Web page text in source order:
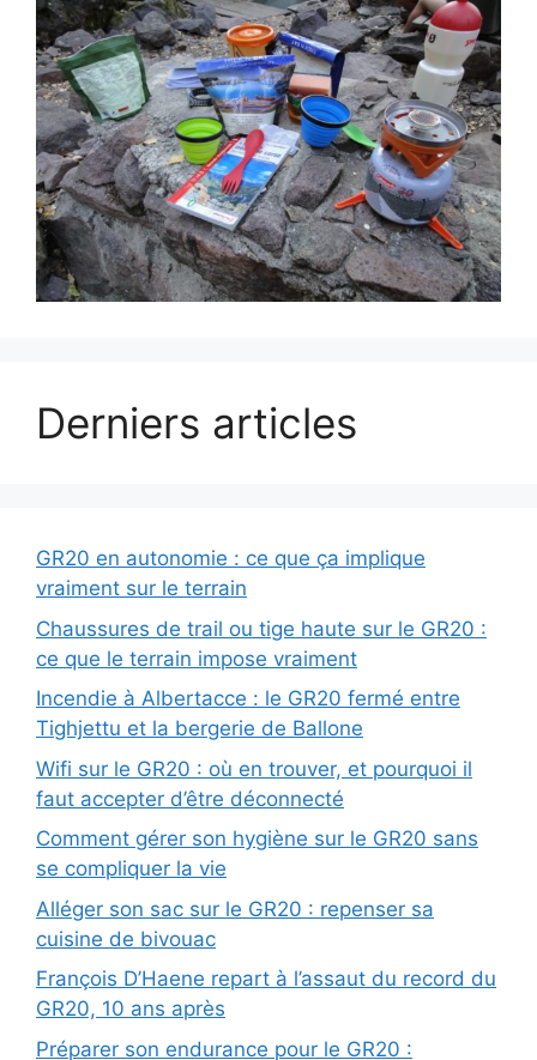
Derniers articles
GR20 en autonomie : ce que ça implique
vraiment sur le terrain
Chaussures de trail ou tige haute sur le GR20 :
ce que le terrain impose vraiment
Incendie à Albertacce : le GR20 fermé entre
Tighjettu et la bergerie de Ballone
Wifi sur le GR20 : où en trouver, et pourquoi il
faut accepter d’être déconnecté
Comment gérer son hygiène sur le GR20 sans
se compliquer la vie
Alléger son sac sur le GR20 : repenser sa
cuisine de bivouac
François D’Haene repart à l’assaut du record du
GR20, 10 ans après
Préparer son endurance pour le GR20 :